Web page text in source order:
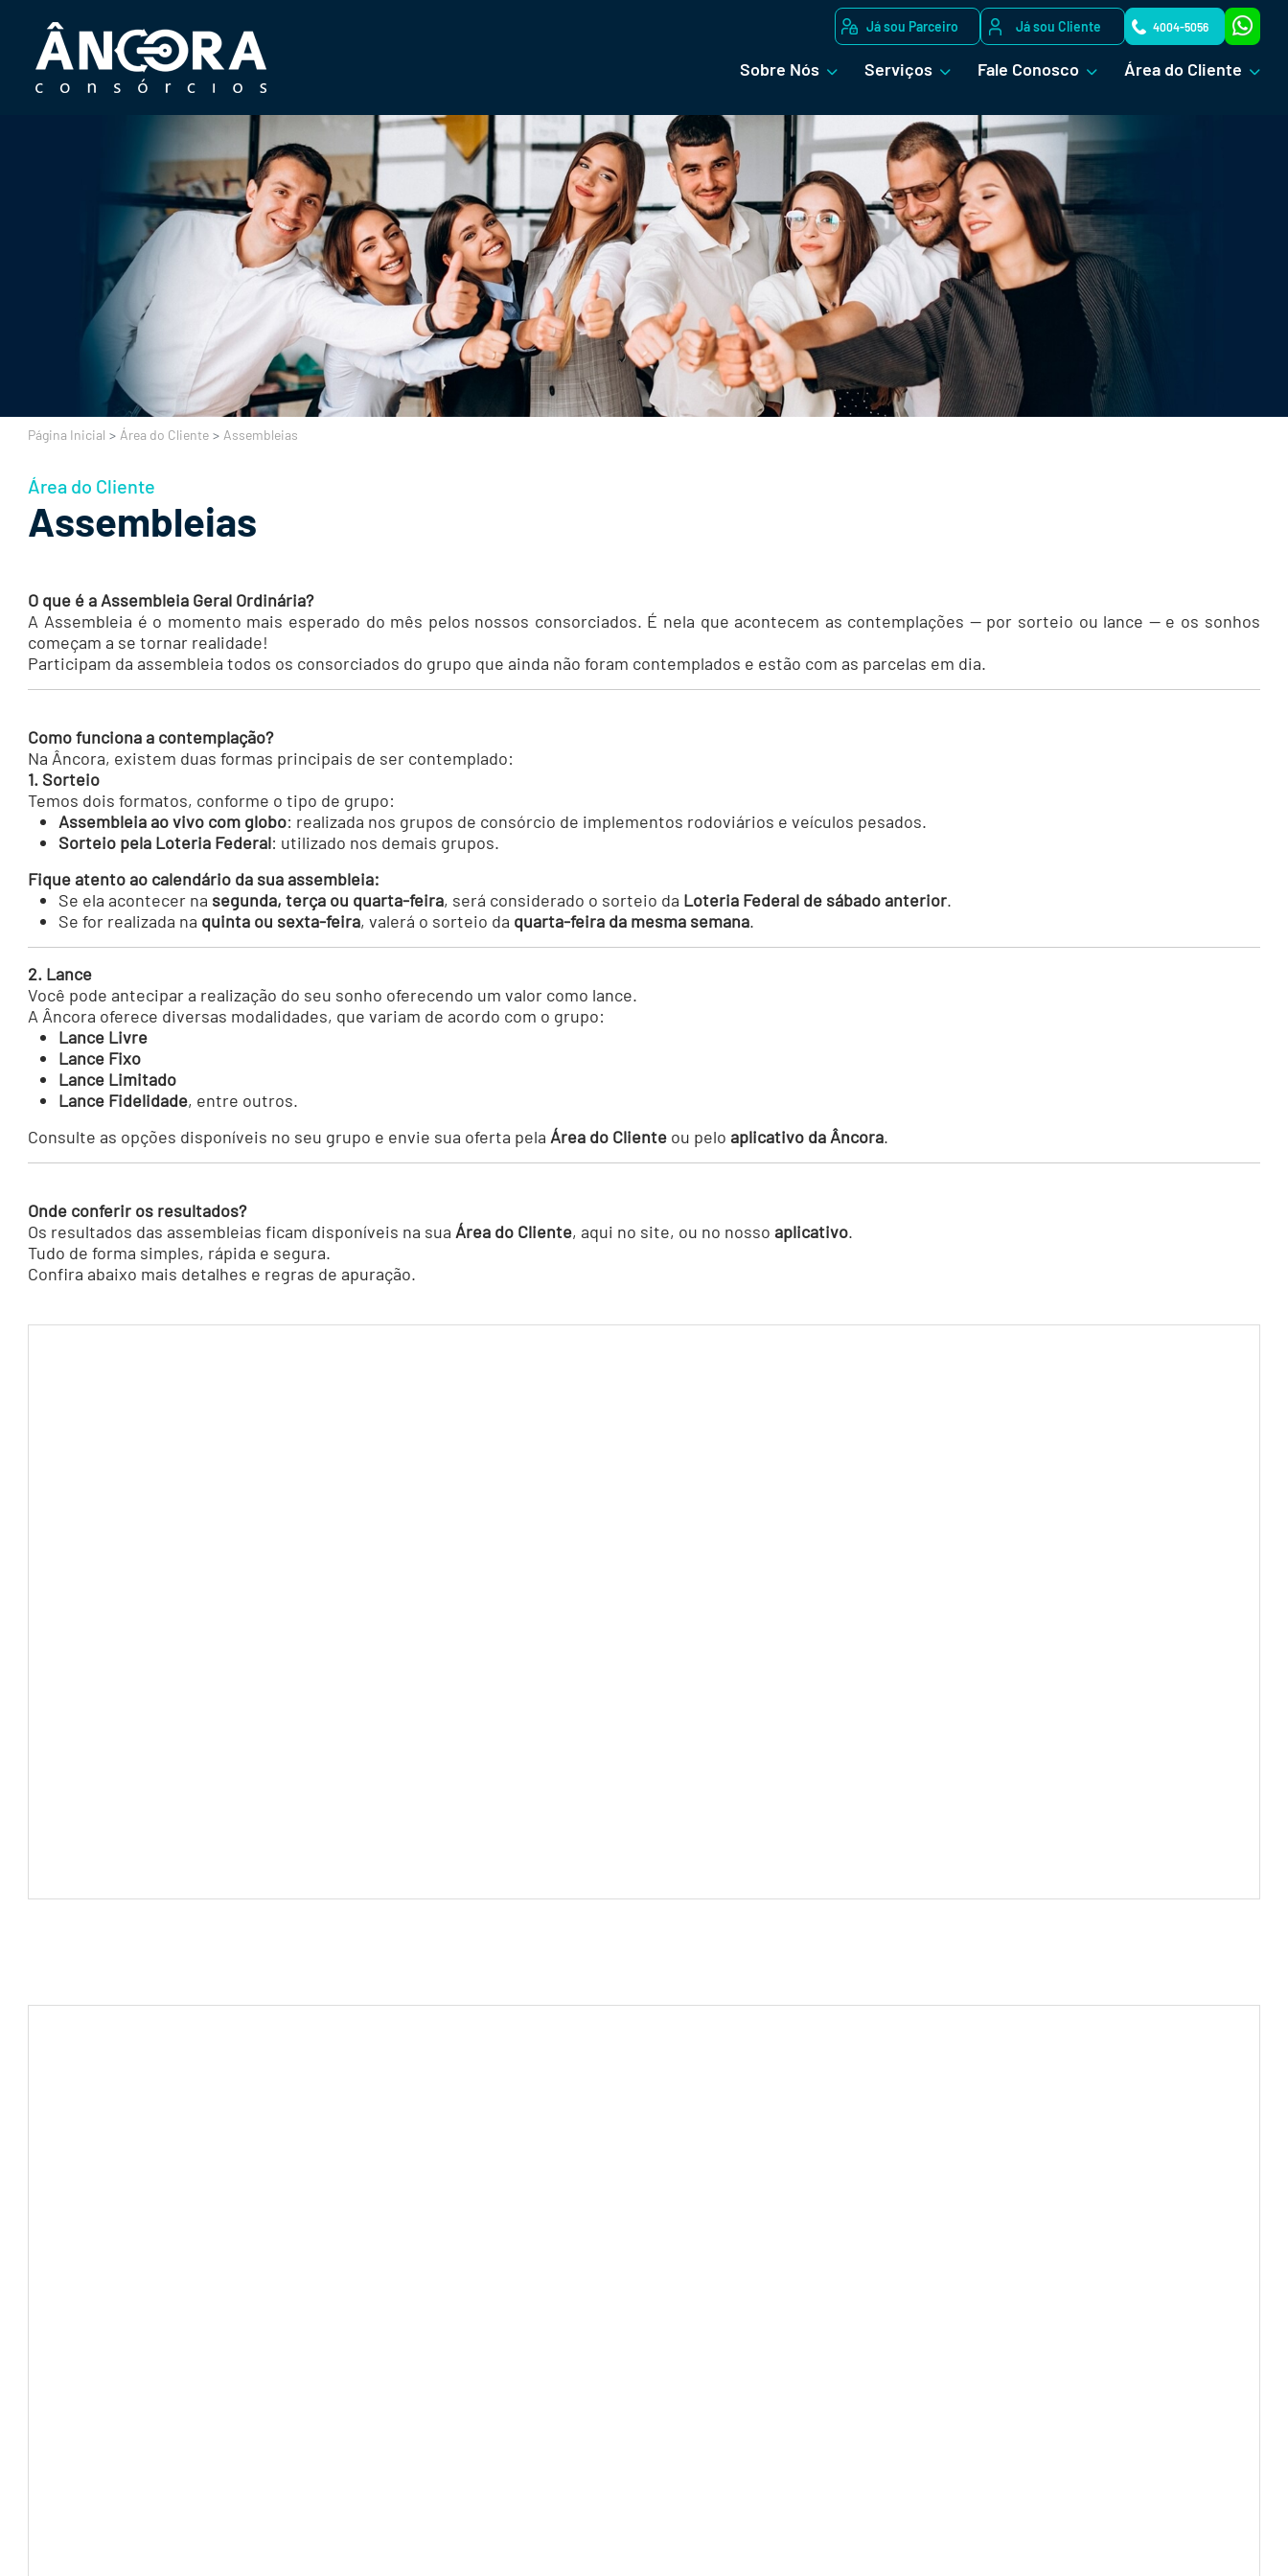
Já sou Parceiro Já sou Cliente 4004-5056
Sobre Nós Serviços Fale Conosco Área do Cliente
Página Inicial Área do Cliente Assembleias
Área do Cliente
Assembleias
O que é a Assembleia Geral Ordinária?
A Assembleia é o momento mais esperado do mês pelos nossos consorciados. É nela que acontecem as contemplações — por sorteio ou lance — e os sonhos
começam a se tornar realidade!
Participam da assembleia todos os consorciados do grupo que ainda não foram contemplados e estão com as parcelas em dia.
Como funciona a contemplação?
Na Âncora, existem duas formas principais de ser contemplado:
1. Sorteio
Temos dois formatos, conforme o tipo de grupo:
Assembleia ao vivo com globo: realizada nos grupos de consórcio de implementos rodoviários e veículos pesados.
Sorteio pela Loteria Federal: utilizado nos demais grupos.
Fique atento ao calendário da sua assembleia:
Se ela acontecer na segunda, terça ou quarta-feira, será considerado o sorteio da Loteria Federal de sábado anterior.
Se for realizada na quinta ou sexta-feira, valerá o sorteio da quarta-feira da mesma semana.
2. Lance
Você pode antecipar a realização do seu sonho oferecendo um valor como lance.
A Âncora oferece diversas modalidades, que variam de acordo com o grupo:
Lance Livre
Lance Fixo
Lance Limitado
Lance Fidelidade, entre outros.
Consulte as opções disponíveis no seu grupo e envie sua oferta pela Área do Cliente ou peloaplicativo da Âncora.
Onde conferir os resultados?
Os resultados das assembleias ficam disponíveis na sua Área do Cliente, aqui no site, ou no nossoaplicativo.
Tudo de forma simples, rápida e segura.
Confira abaixo mais detalhes e regras de apuração.